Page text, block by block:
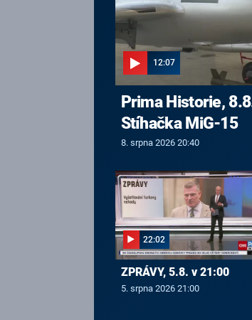
12:07
Prima Historie,
Stíhačka MiG-15
8. srpna 2026 20:40
22:02
ZPRÁVY, 5.8. v 21:00
5. srpna 2026 21:00